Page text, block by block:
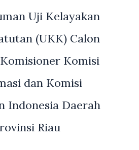
Uji Kelayakan
(UKK) Calon
Komisi
dan Komisi
Indonesia Daerah
Riau